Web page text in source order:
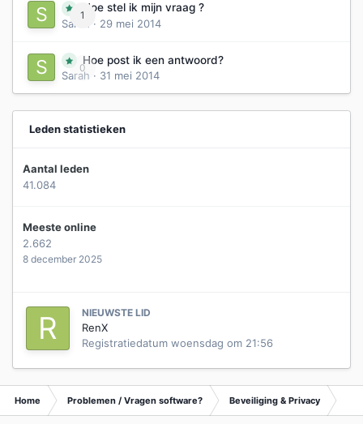
1
Hoe stel ik mijn vraag ?
Sarah
· 29 mei 2014
0
Hoe post ik een antwoord?
Sarah · 31 mei 2014
Leden statistieken
Aantal leden
41.084
Meeste online
2.662
8 december 2025
NIEUWSTE LID
RenX
Registratiedatum woensdag om 21:56
Home Problemen / Vragen software? Beveiliging & Privacy